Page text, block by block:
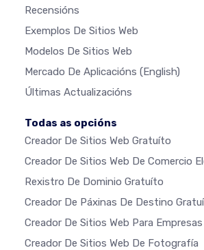
Recensións
Exemplos De Sitios Web
Modelos De Sitios Web
Mercado De Aplicacións (English)
Últimas Actualizacións
Todas as opcións
Creador De Sitios Web Gratuíto
Creador De Sitios Web De Comercio
Rexistro De Dominio Gratuíto
Creador De Páxinas De Destino
Creador De Sitios Web Para Empresas
Creador De Sitios Web De Fotografía